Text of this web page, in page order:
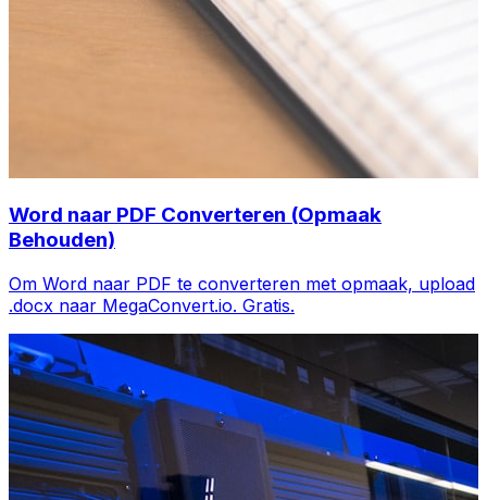
Word naar PDF Converteren (Opmaak
Behouden)
Om Word naar PDF te converteren met opmaak, upload
.docx naar MegaConvert.io. Gratis.